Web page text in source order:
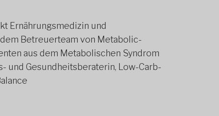
Ernährungsmedizin und
Betreuerteam von Metabolic-
aus dem Metabolischen Syndrom
und Gesundheitsberaterin, Low-Carb-